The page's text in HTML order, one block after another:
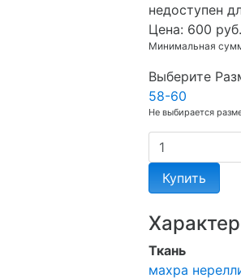
недоступен
Цена: 600 руб.
Минимальная
Выберите
58-60
Не выбирается
Купить
Ткань
махра